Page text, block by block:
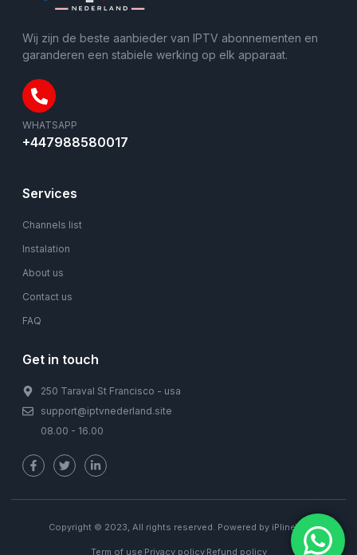
Wij zijn de beste aanbieder van IPTV abonnementen en
garanderen een stabiele werking op elk apparaat.
WHATSAPP
+447988580017
Services
Channels list
Instalation
About us
Contact us
FAQ
Get in touch
250 Taraval St Francisco - usa
support@iptvnederland.site
08.00 - 16.00
Copyright © 2023, All rights reserved. Powered by iPlineTV.
Term of use Privacy policy Refund policy